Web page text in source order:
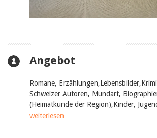
Angebot
Romane,
Schweizer Autoren, Mundart,
(Heimatkunde der Region),Kinder,
BUCHSTART: de/engl/fr/port.
weiterlesen